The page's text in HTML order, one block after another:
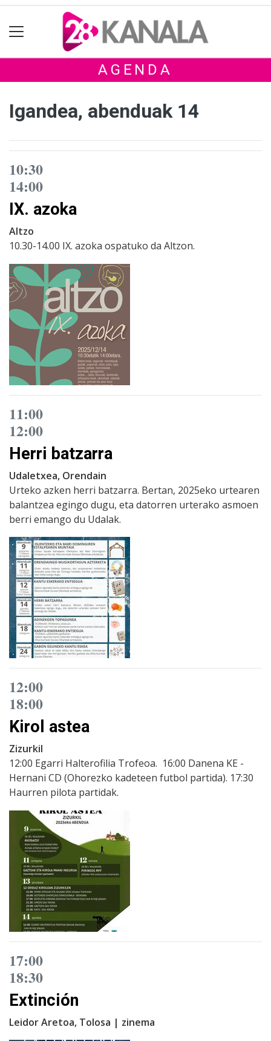
AGENDA
Igandea, abenduak 14
10:30
14:00
IX. azoka
Altzo
10.30-14.00 IX. azoka ospatuko da Altzon.
11:00
12:00
Herri batzarra
Udaletxea, Orendain
Urteko azken herri batzarra. Bertan, 2025eko urtearen
balantzea egingo dugu, eta datorren urterako asmoen
berri emango du Udalak.
12:00
18:00
Kirol astea
Zizurkil
12:00 Egarri Halterofilia Trofeoa. 16:00 Danena KE -
Hernani CD (Ohorezko kadeteen futbol partida). 17:30
Haurren pilota partidak.
17:00
18:30
Extinción
Leidor Aretoa, Tolosa | zinema